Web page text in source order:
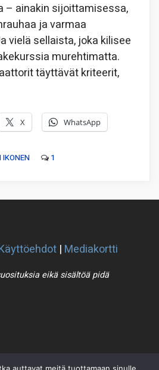
– ainakin sijoittamisessa,
ja varmaa
vielä sellaista, joka kilisee
murehtimatta.
täyttävät kriteerit,
X WhatsApp
IKONEN 1
| Mediakortti
eikä sisältöä pidä